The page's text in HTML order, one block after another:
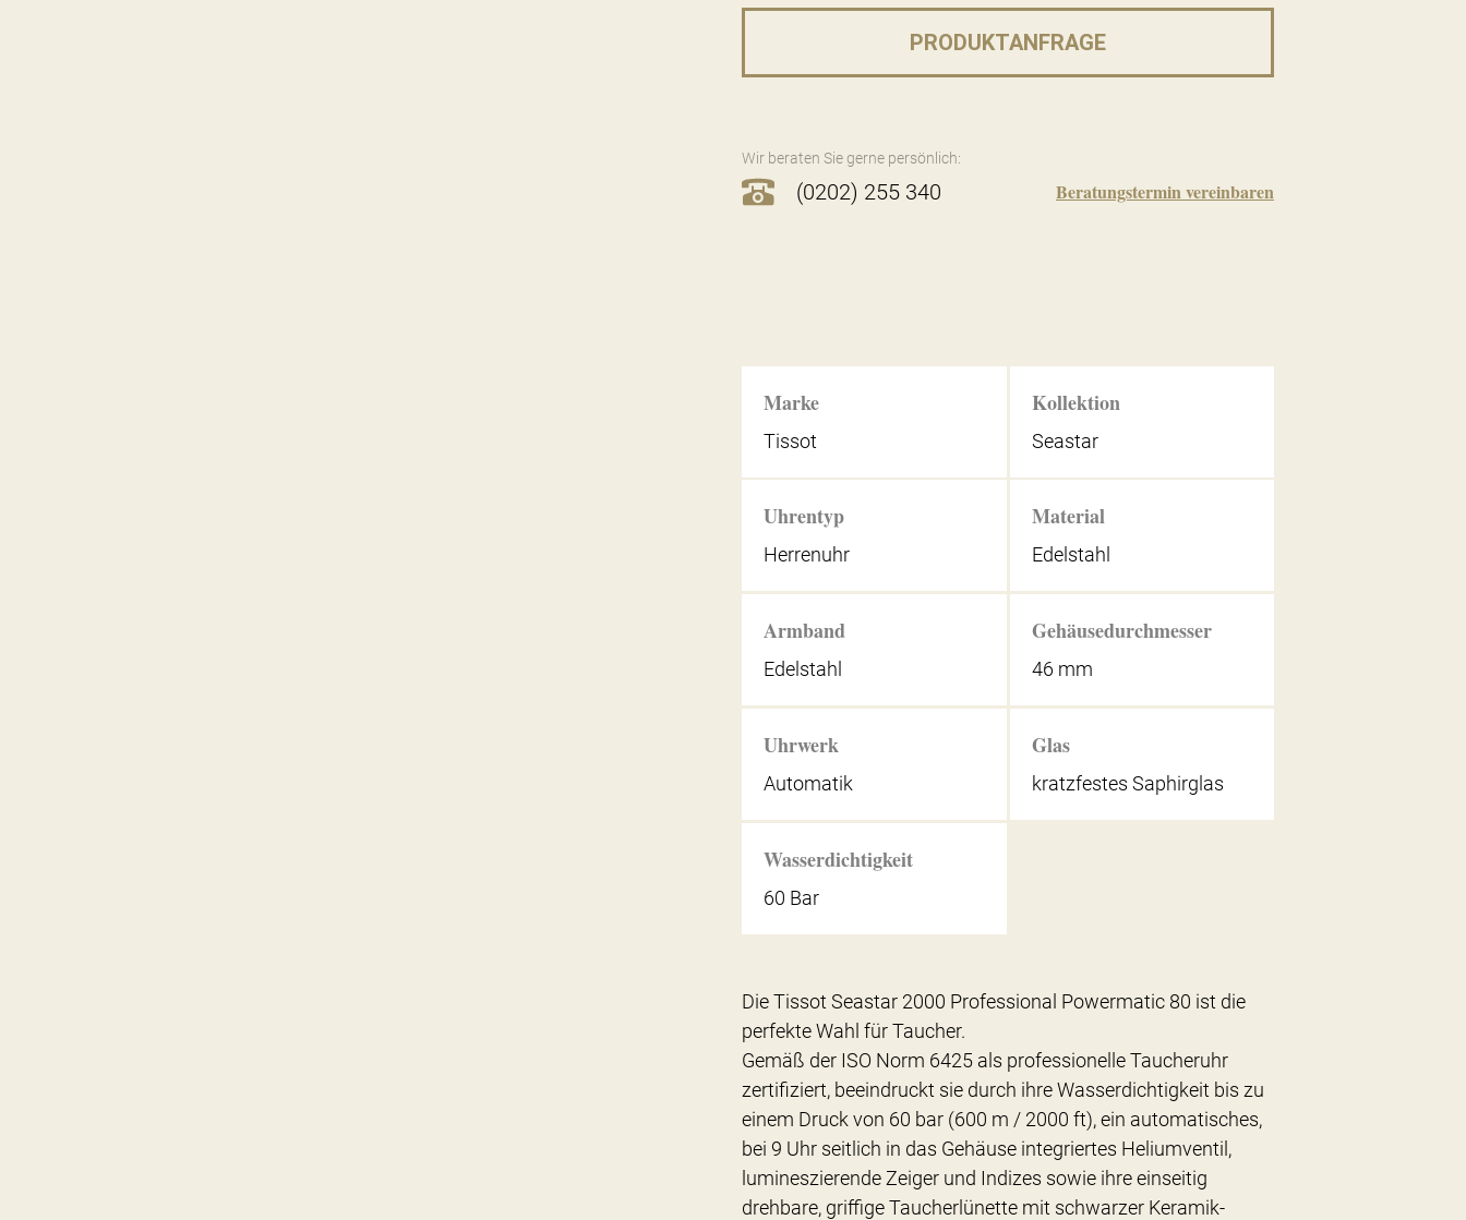
PRODUKTANFRAGE
Wir beraten Sie gerne persönlich:
(0202) 255 340 Beratungstermin vereinbaren
Marke
Tissot
Kollektion
Seastar
Uhrentyp
Herrenuhr
Material
Edelstahl
Armband
Edelstahl
Gehäusedurchmesser
46 mm
Uhrwerk
Automatik
Glas
kratzfestes Saphirglas
Wasserdichtigkeit
60 Bar
Die Tissot Seastar 2000 Professional Powermatic 80 ist die
perfekte Wahl für Taucher.
Gemäß der ISO Norm 6425 als professionelle Taucheruhr
zertifiziert, beeindruckt sie durch ihre Wasserdichtigkeit bis zu
einem Druck von 60 bar (600 m / 2000 ft), ein automatisches,
bei 9 Uhr seitlich in das Gehäuse integriertes Heliumventil,
lumineszierende Zeiger und Indizes sowie ihre einseitig
drehbare, griffige Taucherlünette mit schwarzer Keramik-